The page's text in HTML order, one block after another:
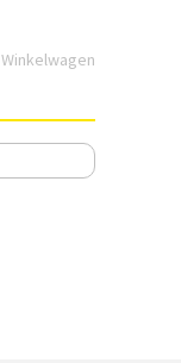
Winkelwagen